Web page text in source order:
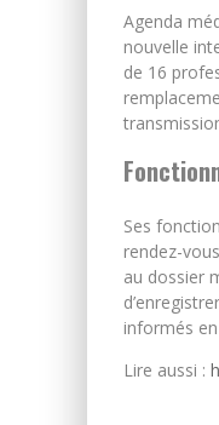
Agenda
nouvelle
de 16
Ses
rendez-
au dossier
informés
Lire aussi :